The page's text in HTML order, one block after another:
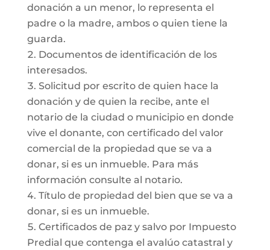
donación a un menor, lo representa el
padre o la madre, ambos o quien tiene la
guarda.
Documentos de identificación de los
interesados.
Solicitud por escrito de quien hace la
donación y de quien la recibe, ante el
notario de la ciudad o municipio en donde
vive el donante, con certificado del valor
comercial de la propiedad que se va a
donar, si es un inmueble. Para más
información consulte al notario.
Título de propiedad del bien que se va a
donar, si es un inmueble.
Certificados de paz y salvo por Impuesto
Predial que contenga el avalúo catastral y